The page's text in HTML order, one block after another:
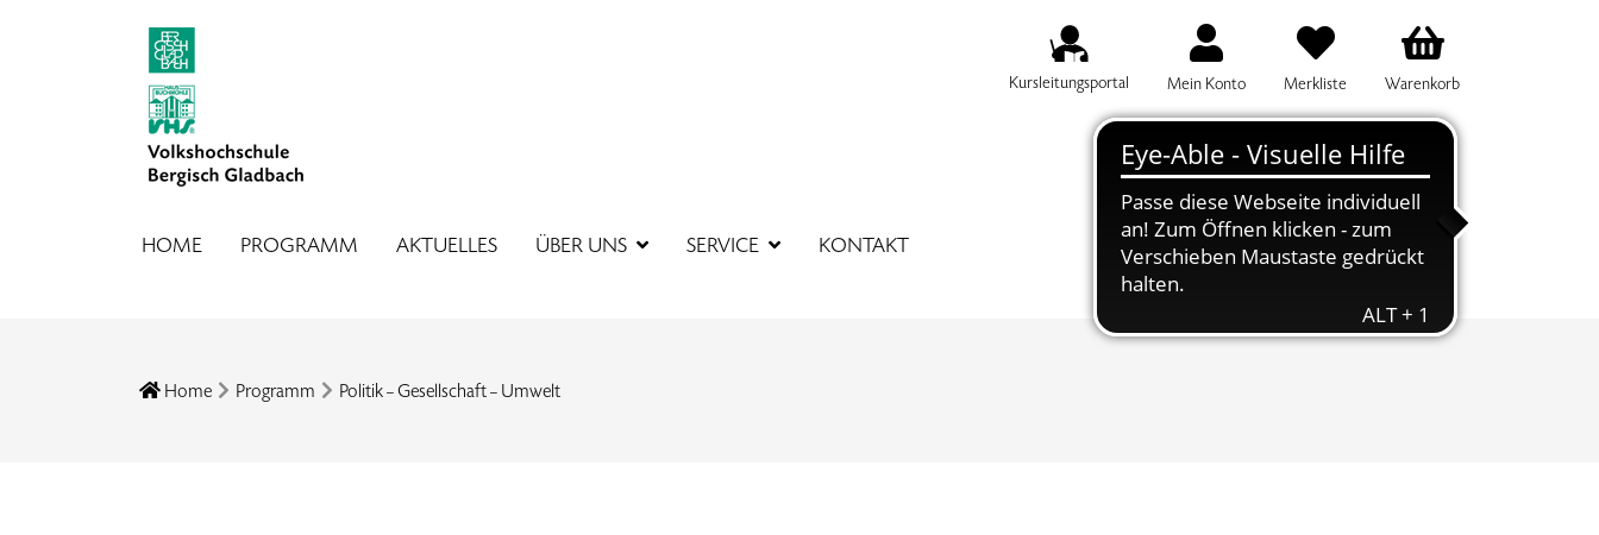
Kursleitungsportal Mein Konto Merkliste Warenkorb
HOME PROGRAMM AKTUELLES ÜBER UNS SERVICE KONTAKT
SUCHBEGRIFF FÜR DIE KURSSUCHE EINGEBEN
Home Programm Politik – Gesellschaft – Umwelt